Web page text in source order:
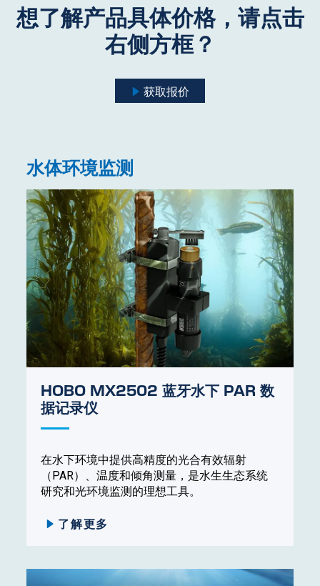
想了解产品具体价格，请点击
右侧方框？
获取报价
水体环境监测
HOBO MX2502 蓝牙水下 PAR 数
据记录仪
在水下环境中提供高精度的光合有效辐射
（PAR）、温度和倾角测量，是水生生态系统
研究和光环境监测的理想工具。
了解更多